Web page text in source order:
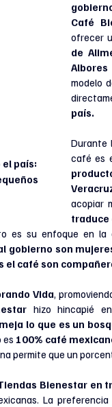
el país:
Café
ofrecer
de
Albores
modelo
país.
Durante
café es
acopiar
traduce
es su enfoque en
son
café son
Vida
hizo hincapié
lo que es un
es 100% café
permite que un
Bienestar en
La